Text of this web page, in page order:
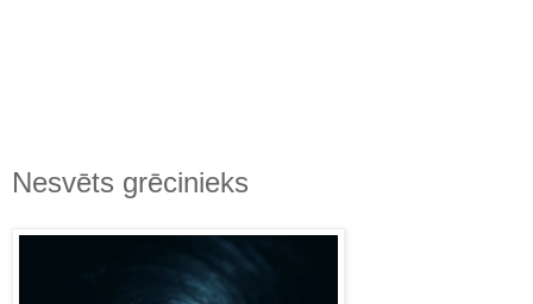
Nesvēts grēcinieks